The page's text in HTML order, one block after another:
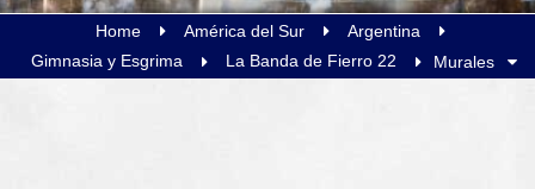
Home América del Sur
Argentina
Gimnasia y Esgrima
La Banda de Fierro 22 Murales